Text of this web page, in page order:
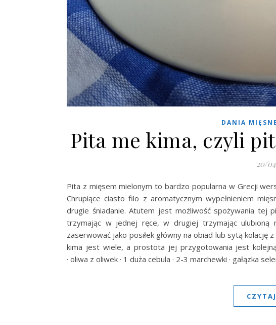
DANIA MIĘSNE
Pita me kima, czyli
20/
Pita z mięsem mielonym to bardzo popularna w Grecji
Chrupiące ciasto filo z aromatycznym wypełnieniem
drugie śniadanie. Atutem jest możliwość spożywania
trzymając w jednej ręce, w drugiej trzymając ulubioną
zaserwować jako posiłek główny na obiad lub sytą
kima jest wiele, a prostota jej przygotowania jest
· oliwa z oliwek · 1 duża cebula · 2-3 marchewki · gałązka